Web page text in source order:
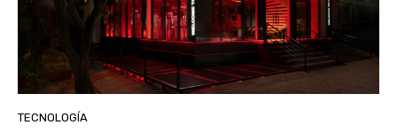
TECNOLOGÍA